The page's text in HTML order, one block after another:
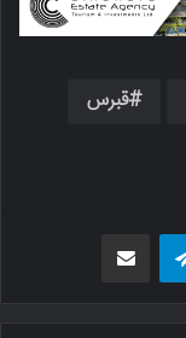
قبرس